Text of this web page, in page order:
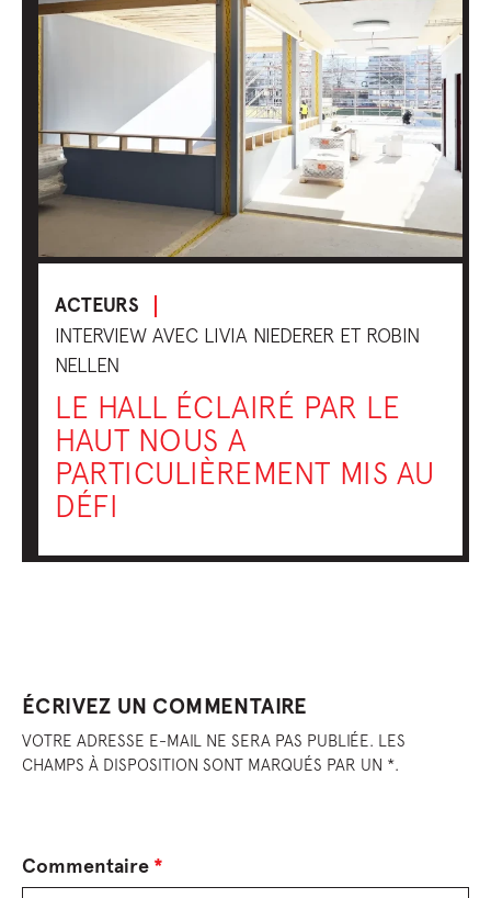
ACTEURS
INTERVIEW AVEC LIVIA NIEDERER ET ROBIN
NELLEN
LE HALL ÉCLAIRÉ PAR LE
HAUT NOUS A
PARTICULIÈREMENT MIS AU
DÉFI
ÉCRIVEZ UN COMMENTAIRE
VOTRE ADRESSE E-MAIL NE SERA PAS PUBLIÉE. LES
CHAMPS À DISPOSITION SONT MARQUÉS PAR UN *.
Commentaire *